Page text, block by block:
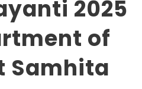
2025
of
Samhita